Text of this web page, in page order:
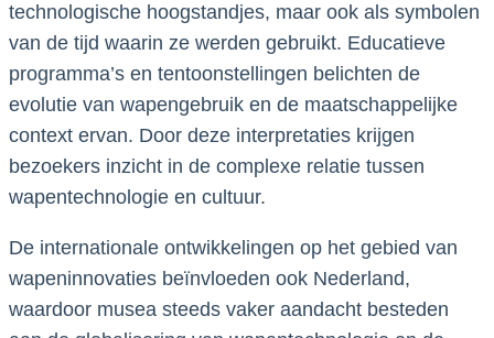
technologische hoogstandjes, maar ook als symbolen
van de tijd waarin ze werden gebruikt. Educatieve
programma’s en tentoonstellingen belichten de
evolutie van wapengebruik en de maatschappelijke
context ervan. Door deze interpretaties krijgen
bezoekers inzicht in de complexe relatie tussen
wapentechnologie en cultuur.
De internationale ontwikkelingen op het gebied van
wapeninnovaties beïnvloeden ook Nederland,
waardoor musea steeds vaker aandacht besteden